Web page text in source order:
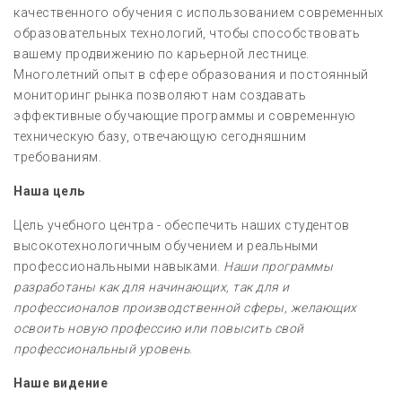
качественного обучения с использованием современных
образовательных технологий, чтобы способствовать
вашему продвижению по карьерной лестнице.
Многолетний опыт в сфере образования и постоянный
мониторинг рынка позволяют нам создавать
эффективные обучающие программы и современную
техническую базу, отвечающую сегодняшним
требованиям.
Наша цель
Цель учебного центра - обеспечить наших студентов
высокотехнологичным обучением и реальными
профессиональными навыками. Наши программы
разработаны как для начинающих, такдля и
профессионалов производственной сферы, желающих
освоить новую профессию или повысить свой
профессиональный уровень.
Наше видение